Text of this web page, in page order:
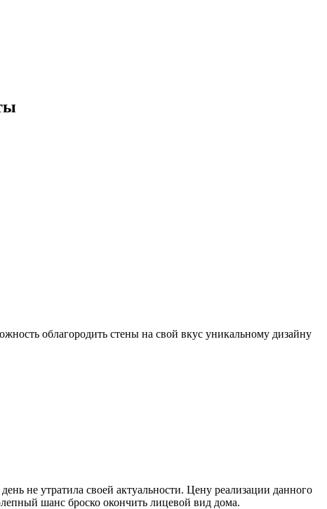
облагородить стены на свой вкус уникальному дизайну
не утратила своей актуальности. Цену реализации данного
шанс броско окончить лицевой вид дома.